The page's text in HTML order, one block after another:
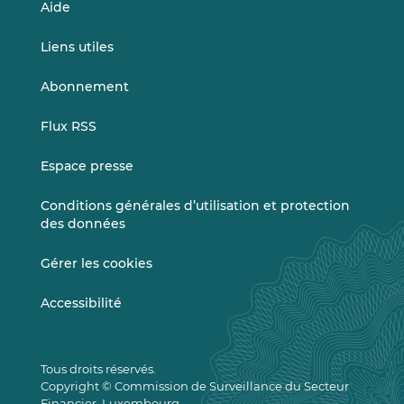
Aide
Liens utiles
Abonnement
Flux RSS
Espace presse
Conditions générales d’utilisation et protection
des données
Gérer les cookies
Accessibilité
Tous droits réservés.
Copyright © Commission de Surveillance du Secteur